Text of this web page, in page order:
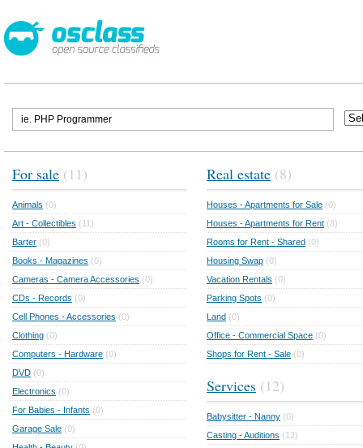
For sale (11)
Animals (0)
Art - Collectibles (11)
Barter (0)
Books - Magazines (0)
Cameras - Camera Accessories (0)
CDs - Records (0)
Cell Phones - Accessories (0)
Clothing (0)
Computers - Hardware (0)
DVD (0)
Electronics (0)
For Babies - Infants (0)
Garage Sale (0)
Real estate (8)
Houses - Apartments for Sale (0)
Houses - Apartments for Rent (8)
Rooms for Rent - Shared (0)
Housing Swap (0)
Vacation Rentals (0)
Parking Spots (0)
Land (0)
Office - Commercial Space (0)
Shops for Rent - Sale (0)
Services (12)
Babysitter - Nanny (0)
Casting - Auditions (12)